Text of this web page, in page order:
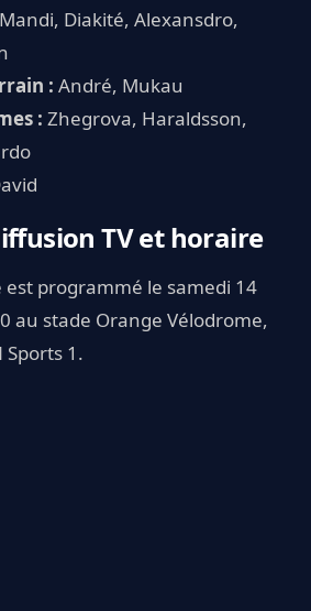
Mandi, Diakité, Alexansdro,
: André, Mukau
: Zhegrova, Haraldsson,
TV et horaire
est programmé le samedi 14
au stade Orange Vélodrome,
1.